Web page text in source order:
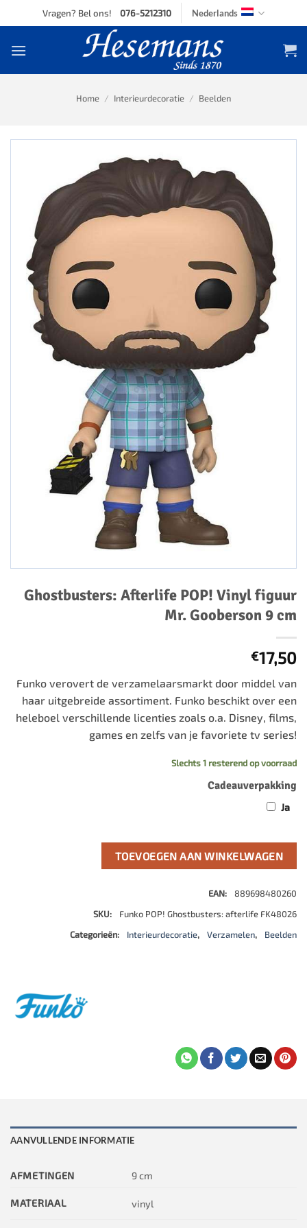
to
Vragen? Bel ons! 076-5212310 Nederlands
Home / Interieurdecoratie / Beelden
Ghostbusters: Afterlife POP! Vinyl figuur
Mr. Gooberson 9 cm
€17,50
Funko verovert de verzamelaarsmarkt door middel van
haar uitgebreide assortiment. Funko beschikt over een
heleboel verschillende licenties zoals o.a. Disney, films,
games en zelfs van je favoriete tv series!
Slechts 1 resterend op voorraad
Cadeauverpakking
Ja
TOEVOEGEN AAN WINKELWAGEN
EAN:
889698480260
SKU:
Funko POP! Ghostbusters: afterlife FK48026
Categorieën:
Interieurdecoratie, Verzamelen, Beelden
AANVULLENDE INFORMATIE
AFMETINGEN 9 cm
MATERIAAL vinyl